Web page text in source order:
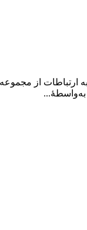
به ارتباطات از مجموعه
به‌واسطۀ...